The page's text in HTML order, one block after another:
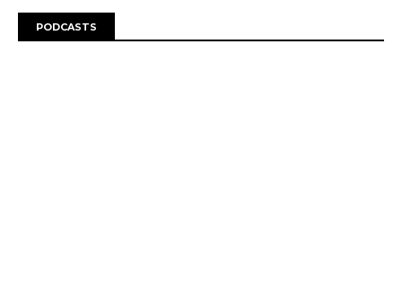
PODCASTS